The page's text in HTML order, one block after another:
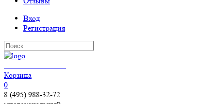
Вход
Регистрация
Корзина
0
8 (495) 988-32-72